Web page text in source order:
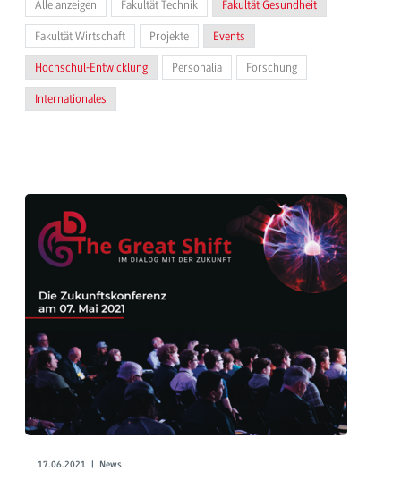
Alle anzeigen Fakultät Technik Fakultät Gesundheit
Fakultät Wirtschaft Projekte Events
Hochschul-Entwicklung Personalia Forschung
Internationales
17.06.2021 | News